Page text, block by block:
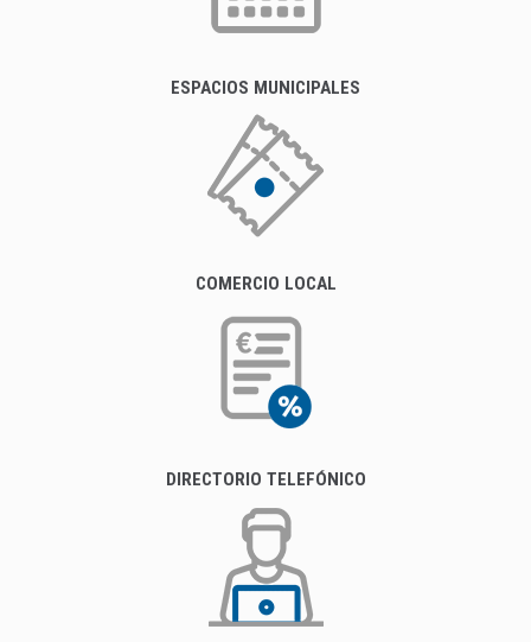
ESPACIOS MUNICIPALES
COMERCIO LOCAL
DIRECTORIO TELEFÓNICO